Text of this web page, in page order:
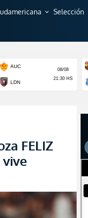
expand_more Selección
FELIZ
vive